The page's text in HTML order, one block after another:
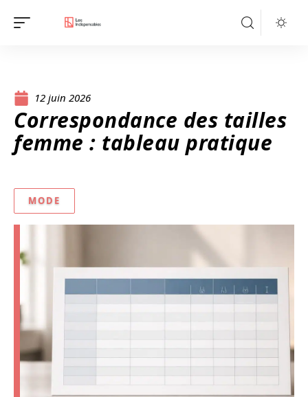
12 juin 2026
Correspondance des tailles
femme : tableau pratique
MODE